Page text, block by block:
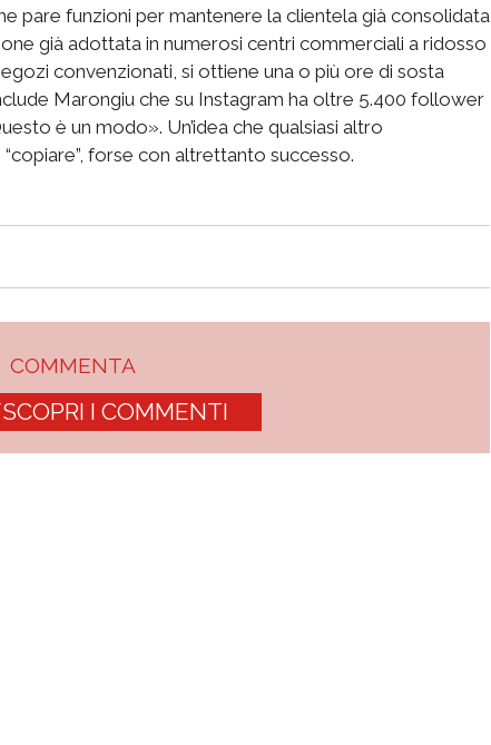
pare funzioni per mantenere la clientela già consolidata
già adottata in numerosi centri commerciali a ridosso
convenzionati, si ottiene una o più ore di sosta
Marongiu che su Instagram ha oltre 5.400 follower
è un modo». Un’idea che qualsiasi altro
forse con altrettanto successo.
COMMENTA
I COMMENTI